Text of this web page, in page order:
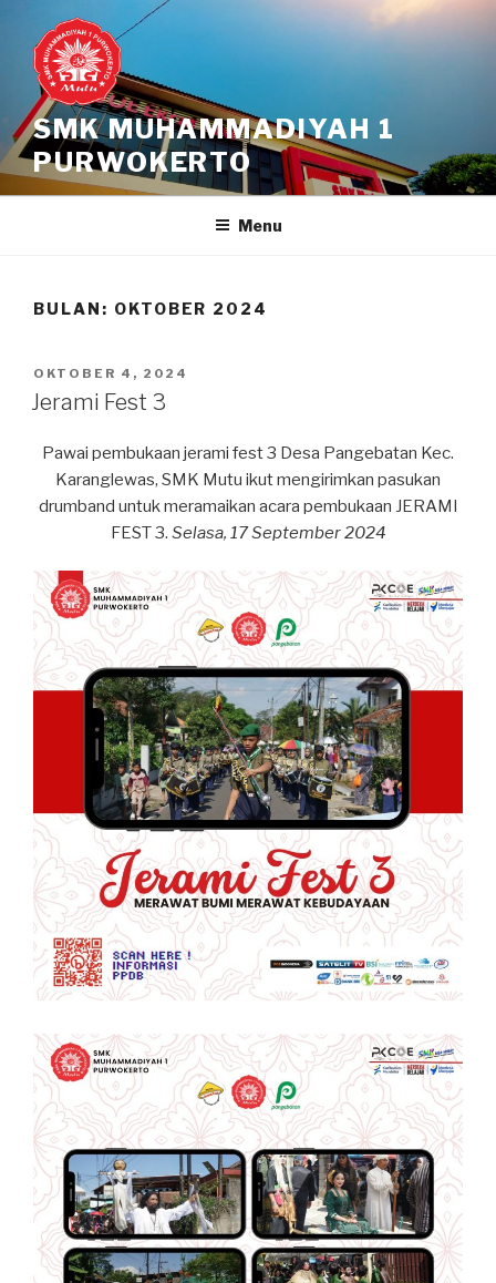
content
SMK MUHAMMADIYAH 1
PURWOKERTO
Menu
BULAN: OKTOBER 2024
POSTED
ON
OKTOBER 4, 2024
Jerami Fest 3
Pawai pembukaan jerami fest 3 Desa Pangebatan Kec.
Karanglewas, SMK Mutu ikut mengirimkan pasukan
drumband untuk meramaikan acara pembukaan JERAMI
FEST 3. Selasa, 17 September 2024